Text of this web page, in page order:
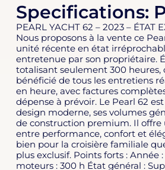
Specifications:
PEARL YACHT 62 – 2023 – ÉTAT
Nous proposons à la vente ce
unité récente en état
entretenue par son propriétaire.
totalisant seulement 300 heures,
bénéficié de tous les entretiens
en heure, avec factures
dépense à prévoir. Le Pearl 62
design moderne, ses volumes
de construction premium. Il
entre performance, confort et
bien pour la croisière familiale
plus exclusif. Points forts : Année
moteurs : 300 h État général :